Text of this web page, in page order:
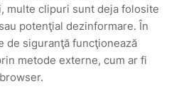
multe clipuri sunt deja folosite
sau potenţial dezinformare. În
de siguranţă funcţionează
metode externe, cum ar fi